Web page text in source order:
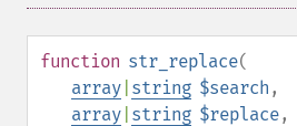
function str_replace(
array string $search ,
array string $replace,